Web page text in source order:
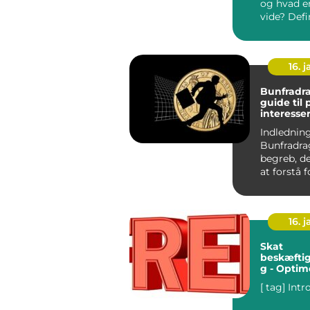
og hvad
vide? Definition og
16.
guide til
begreb,
at forstå
16.
Skat
g -